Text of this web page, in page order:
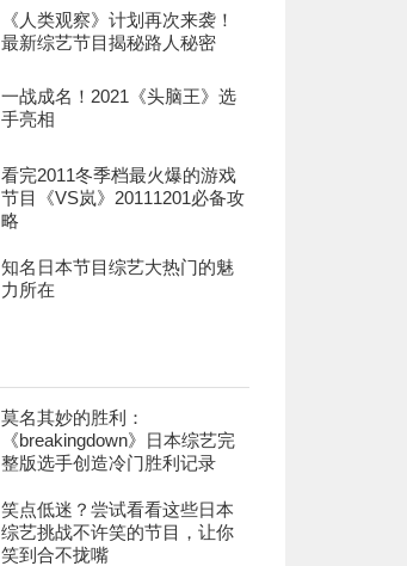
《人类观察》计划再次来袭！
最新综艺节目揭秘路人秘密
一战成名！2021《头脑王》选
手亮相
看完2011冬季档最火爆的游戏
节目《VS岚》20111201必备攻
略
知名日本节目综艺大热门的魅
力所在
莫名其妙的胜利：
《breakingdown》日本综艺完
整版选手创造冷门胜利记录
笑点低迷？尝试看看这些日本
综艺挑战不许笑的节目，让你
笑到合不拢嘴